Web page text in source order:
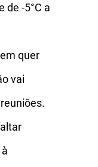
de -5°C a
quer
vai